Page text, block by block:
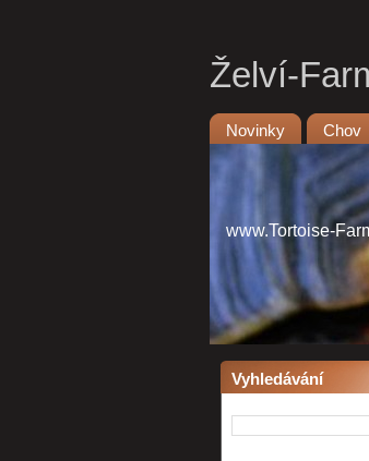
Želví-
Novinky Chov
www.Tortoise-
Vyhledávání